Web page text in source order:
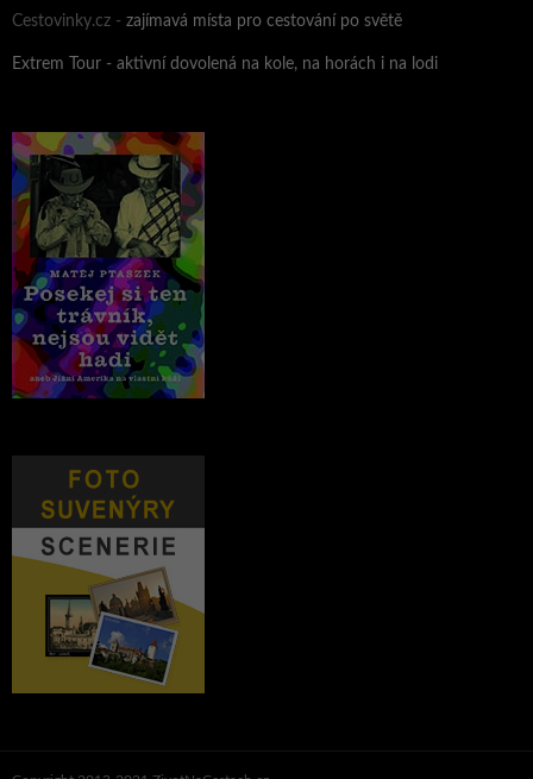
Cestovinky.cz - zajímavá místa pro cestování po světě
Extrem Tour - aktivní dovolená na kole, na horách i na lodi